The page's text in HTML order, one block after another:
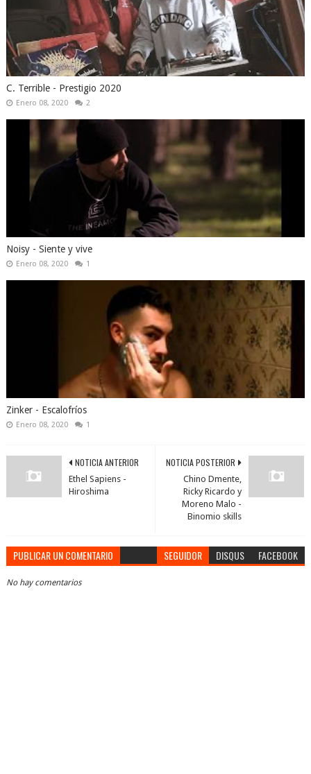
C. Terrible - Prestigio 2020
Enero 08, 2020 2
Noisy - Siente y vive
Enero 08, 2020 1
Zinker - Escalofríos
Enero 08, 2020 1
NOTICIA POSTERIOR
Chino Dmente,
Ricky Ricardo y
Moreno Malo -
Binomio skills
NOTICIA ANTERIOR
Ethel Sapiens -
Hiroshima
PUBLICAR UN COMENTARIO SEGUIDOR DISQUS FACEBOOK
No hay comentarios